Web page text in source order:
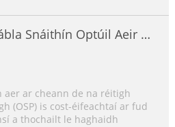
Snáithín Optúil Aeir a
aer ar cheann de na réitigh
(OSP) is cost-éifeachtaí ar fud
a thochailt le haghaidh